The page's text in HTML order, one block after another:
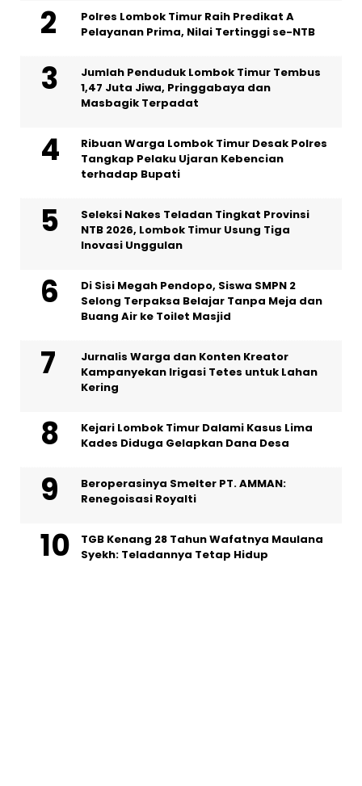
Polres Lombok Timur Raih Predikat A
Pelayanan Prima, Nilai Tertinggi se-NTB
Jumlah Penduduk Lombok Timur Tembus
1,47 Juta Jiwa, Pringgabaya dan
Masbagik Terpadat
Ribuan Warga Lombok Timur Desak Polres
Tangkap Pelaku Ujaran Kebencian
terhadap Bupati
Seleksi Nakes Teladan Tingkat Provinsi
NTB 2026, Lombok Timur Usung Tiga
Inovasi Unggulan
Di Sisi Megah Pendopo, Siswa SMPN 2
Selong Terpaksa Belajar Tanpa Meja dan
Buang Air ke Toilet Masjid
Jurnalis Warga dan Konten Kreator
Kampanyekan Irigasi Tetes untuk Lahan
Kering
Kejari Lombok Timur Dalami Kasus Lima
Kades Diduga Gelapkan Dana Desa
Beroperasinya Smelter PT. AMMAN:
Renegoisasi Royalti
TGB Kenang 28 Tahun Wafatnya Maulana
Syekh: Teladannya Tetap Hidup